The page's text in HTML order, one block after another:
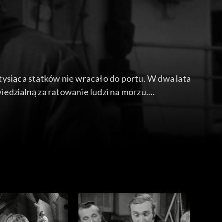
statków nie wracało do portu. W dwa lata
za ratowanie ludzi na morzu.
z całym światem. Co pół godziny, na fali
sygnały SOS i MAYDAY. Wypowiedzi